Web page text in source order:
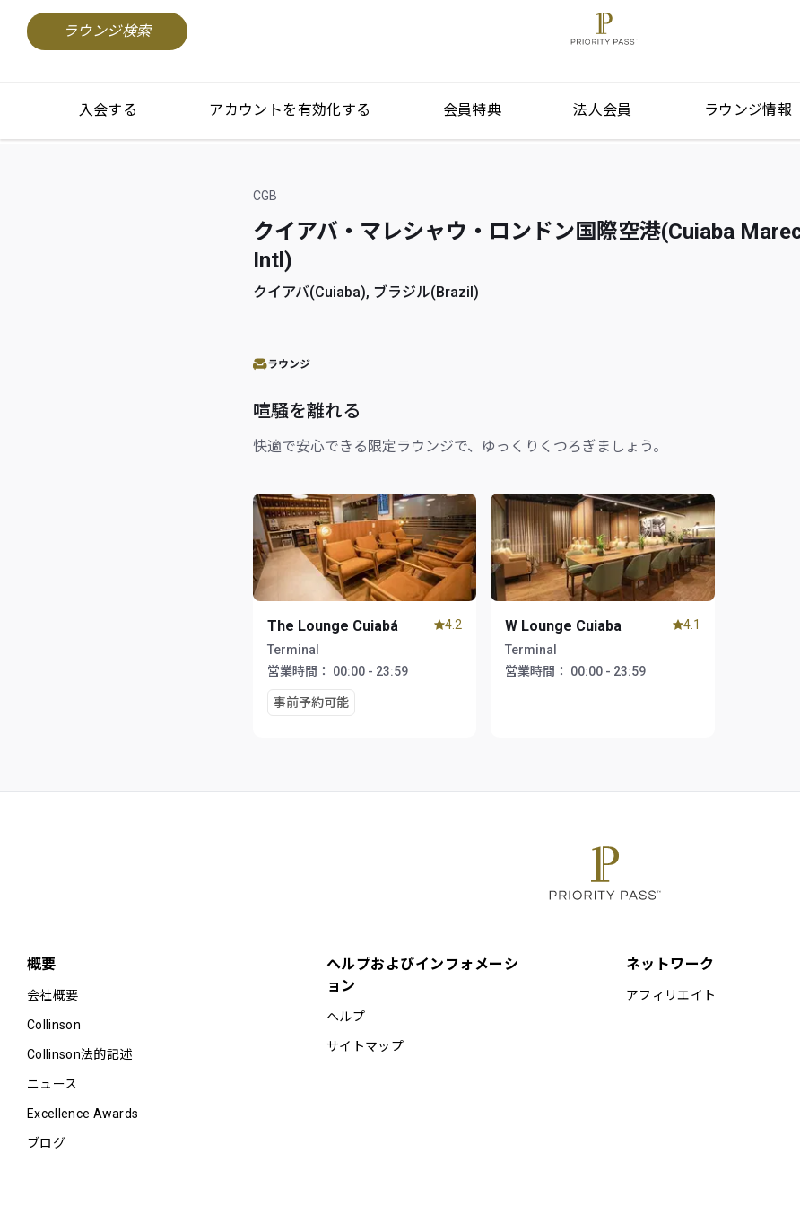
ラウンジ検索
入会する アカウントを有効化する 会員特典 法人会員 ラウンジ情報
CGB
クイアバ・マレシャウ・ロンドン国際空港(Cuiaba
Intl)
クイアバ(Cuiaba), ブラジル(Brazil)
ラウンジ
喧騒を離れる
快適で安心できる限定ラウンジで、ゆっくりくつろぎましょう。
The Lounge Cuiabá
Terminal
営業時間：
00:00 - 23:59
事前予約可能
4.2 W Lounge Cuiaba
Terminal
営業時間：
00:00 - 23:59
4.1
概要
会社概要
Collinson
Collinson法的記述
ニュース
Excellence Awards
ブログ
ヘルプおよびインフォメーシ
ョン
ヘルプ
サイトマップ
ネットワーク
アフィリエイト